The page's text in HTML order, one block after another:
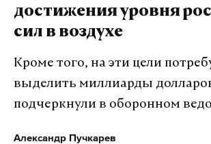
достижения уровня
сил в воздухе
Кроме того, на эти цели
выделить миллиарды
подчеркнули в оборонном
Александр Пучкарев